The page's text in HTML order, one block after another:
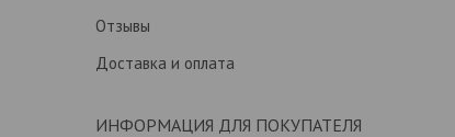
Отзывы
Доставка и оплата
ИНФОРМАЦИЯ ДЛЯ ПОКУПАТЕЛЯ